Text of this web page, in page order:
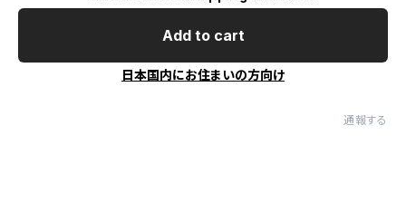
Add to cart
日本国内にお住まいの方向け
通報する